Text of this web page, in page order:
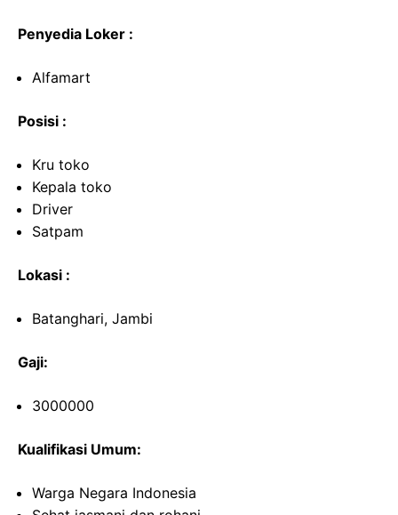
Penyedia Loker :
Alfamart
Posisi :
Kru toko
Kepala toko
Driver
Satpam
Lokasi :
Batanghari, Jambi
Gaji:
3000000
Kualifikasi Umum:
Warga Negara Indonesia